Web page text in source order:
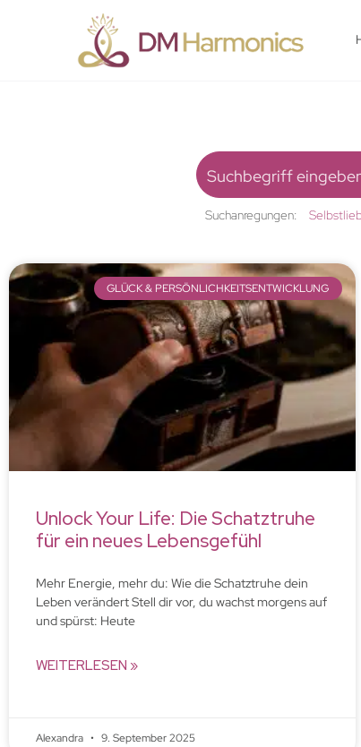
Suchanregungen:
GLÜCK & PERSÖNLICHKEITSENTWICKLUNG
Unlock Your Life: Die Schatztruhe
für ein neues Lebensgefühl
Mehr Energie, mehr du: Wie die Schatztruhe dein
Leben verändert Stell dir vor, du wachst morgens auf
und spürst: Heute
WEITERLESEN »
Alexandra 9. September 2025